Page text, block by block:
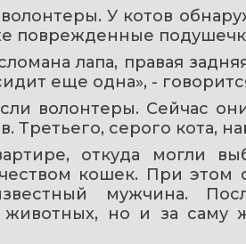
У котов
поврежденные
лапа, правая
еще одна», -
волонтеры. Сейчас
Третьего, серого кота,
откуда могли
кошек. При этом
мужчина.
животных, но и за саму